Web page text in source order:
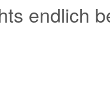
endlich